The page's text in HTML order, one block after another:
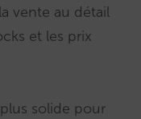
vente au détail
et les prix
solide pour